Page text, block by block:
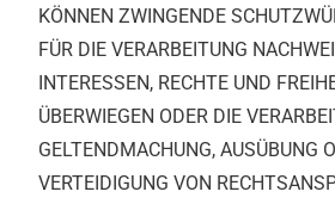
KÖNNEN ZWINGENDE
FÜR DIE VERARBEITUNG
INTERESSEN, RECHTE UND
ÜBERWIEGEN ODER DIE
GELTENDMACHUNG, AUSÜBUNG
VERTEIDIGUNG VON